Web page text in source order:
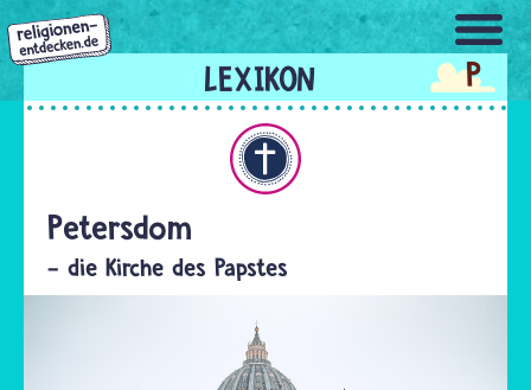
Direkt
zum
Inhalt
P
Petersdom
- die Kirche des Papstes